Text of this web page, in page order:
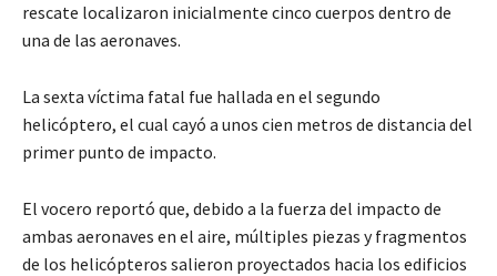
rescate localizaron inicialmente cinco cuerpos dentro de
una de las aeronaves.
La sexta víctima fatal fue hallada en el segundo
helicóptero, el cual cayó a unos cien metros de distancia del
primer punto de impacto.
El vocero reportó que, debido a la fuerza del impacto de
ambas aeronaves en el aire, múltiples piezas y fragmentos
de los helicópteros salieron proyectados hacia los edificios